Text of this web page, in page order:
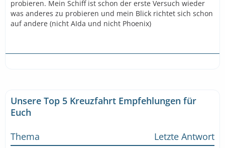
probieren. Mein Schiff ist schon der erste Versuch wieder
was anderes zu probieren und mein Blick richtet sich schon
auf andere (nicht AIda und nicht Phoenix)
Unsere Top 5 Kreuzfahrt Empfehlungen für
Euch
Thema
Letzte Antwort